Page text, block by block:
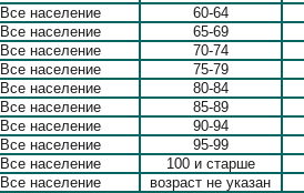
Все население
60-64
Все население
65-69
Все население
70-74
Все население
75-79
Все население
80-84
Все население
85-89
Все население
90-94
Все население
95-99
Все население
100 и старше
Все население
возраст не указан